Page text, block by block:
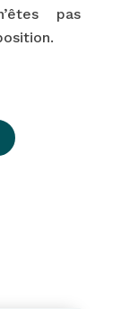
pas